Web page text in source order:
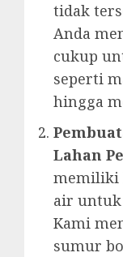
tidak
Anda
cukup
seperti
hingga
Lahan
memiliki
air
Kami
sumur